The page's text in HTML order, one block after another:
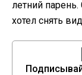
летний
хотел снять